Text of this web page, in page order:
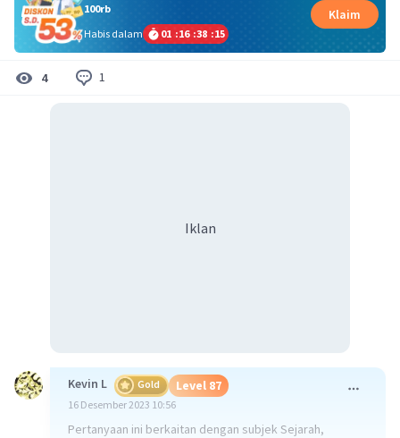
100rb
Habis dalam
01 :16 :38 :15
Klaim
4 1
Iklan
Kevin L Gold Level 87
16 Desember 2023 10:56
Pertanyaan ini berkaitan dengan subjek Sejarah,